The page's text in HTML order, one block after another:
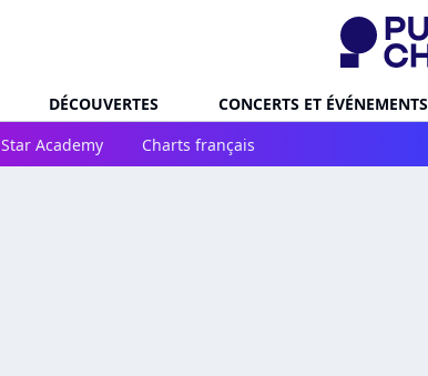
DÉCOUVERTES CONCERTS ET ÉVÉNEMENTS
Star Academy Charts français